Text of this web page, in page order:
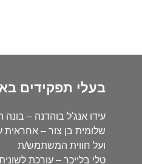
בעלי תפקידים
עידו אנג'ל בוהדנה –
שלומית בן צור – אחראית
ועל חווית המשתמש/ת
טלי בלייכר – עורכת